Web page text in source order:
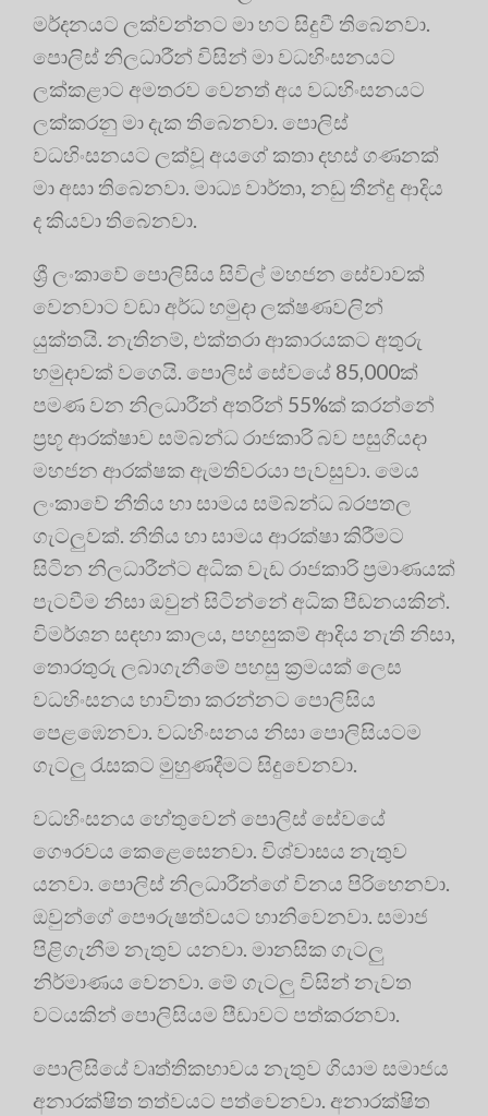
මර්දනයට ලක්වන්නට මා හට සිදුවී තිබෙනවා.
පොලිස් නිලධාරීන් විසින් මා වධහිංසනයට
ලක්කළාට අමතරව වෙනත් අය වධහිංසනයට
ලක්කරනු මා දැක තිබෙනවා. පොලිස්
වධහිංසනයට ලක්වූ අයගේ කතා දහස් ගණනක්
මා අසා තිබෙනවා. මාධ්‍ය වාර්තා, නඩු තීන්දු ආදිය
ද කියවා තිබෙනවා.
ශ්‍රී ලංකාවේ පොලිසිය සිවිල් මහජන සේවාවක්
වෙනවාට වඩා අර්ධ හමුදා ලක්ෂණවලින්
යුක්තයි. නැතිනම්, එක්තරා ආකාරයකට අතුරු
හමුදාවක් වගෙයි. පොලිස් සේවයේ 85,000ක්
පමණ වන නිලධාරීන් අතරින් 55%ක් කරන්නේ
ප්‍රභූ ආරක්ෂාව සම්බන්ධ රාජකාරි බව පසුගියදා
මහජන ආරක්ෂක ඇමතිවරයා පැවසුවා. මෙය
ලංකාවේ නීතිය හා සාමය සම්බන්ධ බරපතල
ගැටලුවක්. නීතිය හා සාමය ආරක්ෂා කිරීමට
සිටින නිලධාරීන්ට අධික වැඩ රාජකාරි ප්‍රමාණයක්
පැටවීම නිසා ඔවුන් සිටින්නේ අධික පීඩනයකින්.
විමර්ශන සඳහා කාලය, පහසුකම් ආදිය නැති නිසා,
තොරතුරු ලබාගැනීමේ පහසු ක්‍රමයක් ලෙස
වධහිංසනය භාවිතා කරන්නට පොලිසිය
පෙළඹෙනවා. වධහිංසනය නිසා පොලිසියටම
ගැටලු රැසකට මුහුණදීමට සිදුවෙනවා.
වධහිංසනය හේතුවෙන් පොලිස් සේවයේ
ගෞරවය කෙළෙසෙනවා. විශ්වාසය නැතුව
යනවා. පොලිස් නිලධාරීන්ගේ විනය පිරිහෙනවා.
ඔවුන්ගේ පෞරුෂත්වයට හානිවෙනවා. සමාජ
පිළිගැනීම නැතුව යනවා. මානසික ගැටලු
නිර්මාණය වෙනවා. මේ ගැටලු විසින් නැවත
වටයකින් පොලිසියම පීඩාවට පත්කරනවා.
පොලිසියේ වෘත්තිකභාවය නැතුව ගියාම සමාජය
අනාරක්ෂිත තත්වයට පත්වෙනවා. අනාරක්ෂිත